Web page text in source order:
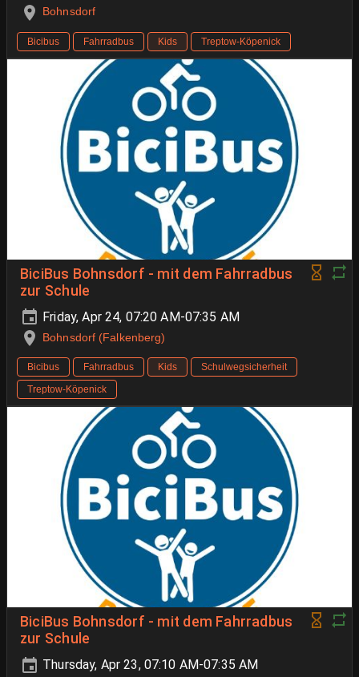
Bohnsdorf
Bicibus Fahrradbus Kids Treptow-Köpenick
BiciBus Bohnsdorf - mit dem Fahrradbus
zur Schule
Friday, Apr 24, 07:20 AM-07:35 AM
Bohnsdorf (Falkenberg)
Bicibus Fahrradbus Kids
Schulwegsicherheit
Treptow-Köpenick
BiciBus Bohnsdorf - mit dem Fahrradbus
zur Schule
Thursday, Apr 23, 07:10 AM-07:35 AM